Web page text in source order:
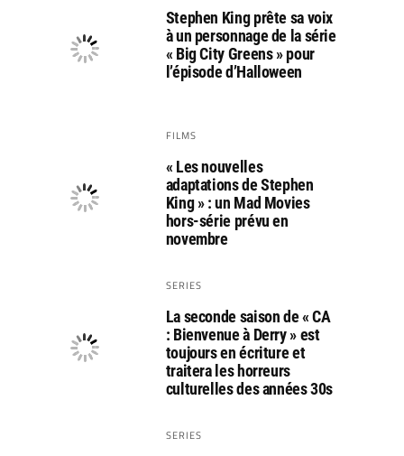
Stephen King prête sa voix
à un personnage de la série
« Big City Greens » pour
l’épisode d’Halloween
FILMS
« Les nouvelles
adaptations de Stephen
King » : un Mad Movies
hors-série prévu en
novembre
SERIES
La seconde saison de « CA
: Bienvenue à Derry » est
toujours en écriture et
traitera les horreurs
culturelles des années 30s
SERIES